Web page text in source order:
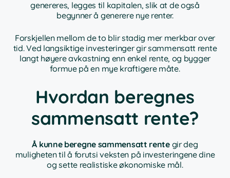
genereres, legges til kapitalen, slik at de også
begynner å generere nye renter.
Forskjellen mellom de to blir stadig mer merkbar over
tid. Ved langsiktige investeringer gir sammensatt rente
langt høyere avkastning enn enkel rente, og bygger
formue på en mye kraftigere måte.
Hvordan beregnes
sammensatt rente?
Å kunne beregne sammensatt rentegir deg
muligheten til å forutsi veksten på investeringene dine
og sette realistiske økonomiske mål.